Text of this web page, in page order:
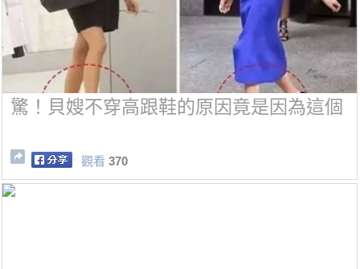
驚！貝嫂不穿高跟鞋的原因竟是因為這個
觀看 370